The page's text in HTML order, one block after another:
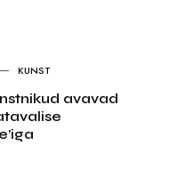
KUNST
avavad